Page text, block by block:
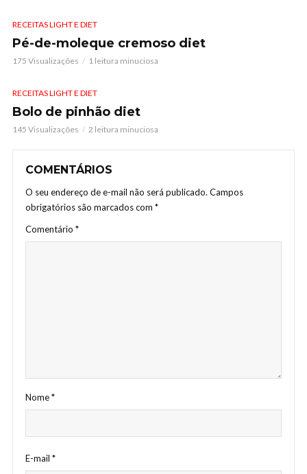
RECEITAS LIGHT E DIET
Pé-de-moleque cremoso diet
175 Visualizações 1 leitura minuciosa
RECEITAS LIGHT E DIET
Bolo de pinhão diet
145 Visualizações 2 leitura minuciosa
COMENTÁRIOS
O seu endereço de e-mail não será publicado. Campos
obrigatórios são marcados com *
Comentário *
Nome*
E-mail *